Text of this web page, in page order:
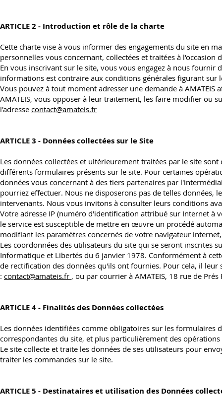
ARTICLE 2 - Introduction et rôle de la charte
Cette charte vise à vous informer des engagements du site en
personnelles vous concernant, collectées et traitées à l'occasion
En vous inscrivant sur le site, vous vous engagez à nous
informations est contraire aux conditions générales figurant sur
Vous pouvez à tout moment adresser une demande à
AMATEIS, vous opposer à leur traitement, les faire modifier ou
l'adresse contact@amateis.fr
ARTICLE 3 - Données collectées sur le Site
Les données collectées et ultérieurement traitées par le site
différents formulaires présents sur le site. Pour certaines
données vous concernant à des tiers partenaires par
pourriez effectuer. Nous ne disposerons pas de telles
intervenants. Nous vous invitons à consulter leurs conditions
Votre adresse IP (numéro d'identification attribué sur Internet
le service est susceptible de mettre en œuvre un procédé
modifiant les paramètres concernés de votre navigateur
Les coordonnées des utilisateurs du site qui se seront inscrites
Informatique et Libertés du 6 janvier 1978. Conformément à
de rectification des données qu'ils ont fournies. Pour cela, il
: contact@amateis.fr , ou par courrier à AMATEIS, 18 rue de
ARTICLE 4 - Finalités des Données collectées
Les données identifiées comme obligatoires sur les
correspondantes du site, et plus particulièrement des
Le site collecte et traite les données de ses utilisateurs pour
traiter les commandes sur le site.
ARTICLE 5 - Destinataires et utilisation des Données